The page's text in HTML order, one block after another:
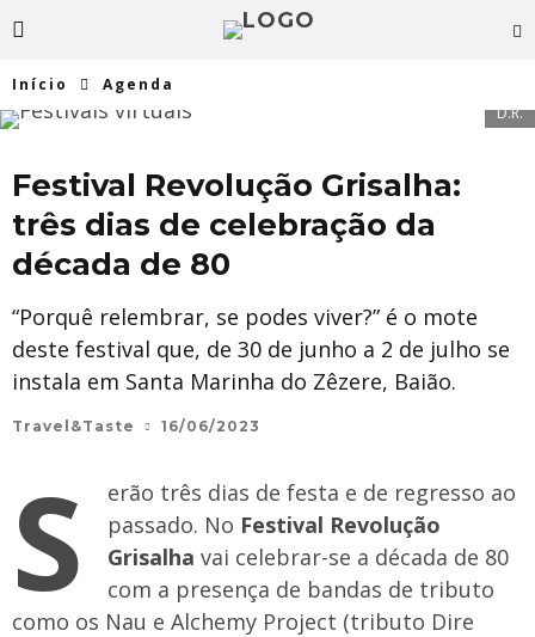
Início
Agenda
D.R.
Festival Revolução Grisalha:
três dias de celebração da
década de 80
“Porquê relembrar, se podes viver?” é o mote
deste festival que, de 30 de junho a 2 de julho se
instala em Santa Marinha do Zêzere, Baião.
Travel&Taste 16/06/2023
S
erão três dias de festa e de regresso ao
passado. No Festival Revolução
Grisalha vai celebrar-se a década de 80
com a presença de bandas de tributo
como os Nau e Alchemy Project (tributo Dire